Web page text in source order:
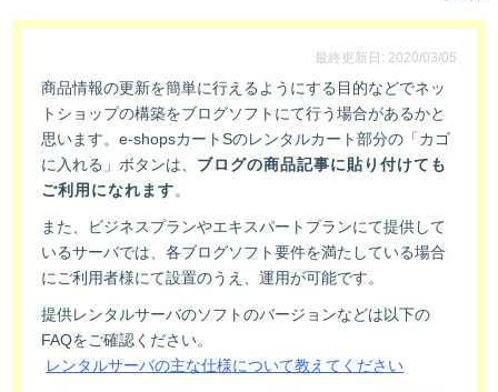
最終更新日: 2020/03/05
商品情報の更新を簡単に行えるようにする目的などでネッ
トショップの構築をブログソフトにて行う場合があるかと
思います。e-shopsカートSのレンタルカート部分の「カゴ
に入れる」ボタンは、 ブログの商品記事に貼り付けても
ご利用になれます。
また、ビジネスプランやエキスパートプランにて提供して
いるサーバでは、各ブログソフト要件を満たしている場合
にご利用者様にて設置のうえ、運用が可能です。
提供レンタルサーバのソフトのバージョンなどは以下の
FAQをご確認ください。
レンタルサーバの主な仕様について教えてください